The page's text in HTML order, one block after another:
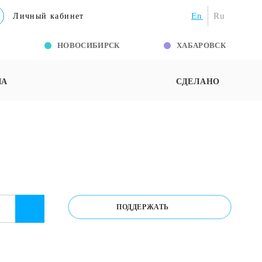
Личный кабинет En Ru
НОВОСИБИРСК ХАБАРОВСК
СДЕЛАНО
ПОДДЕРЖАТЬ